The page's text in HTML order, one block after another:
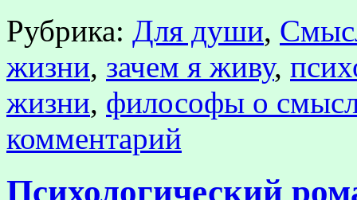
Рубрика: Для души,
жизни, зачем я живу,
жизни, философы о
комментарий
Психологический